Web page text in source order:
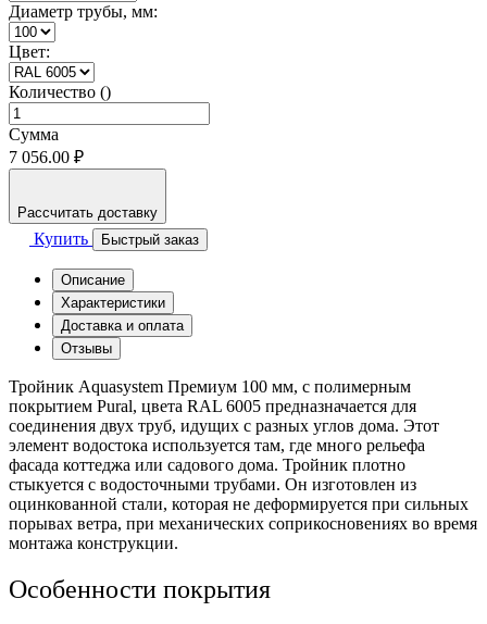
Диаметр трубы, мм:
Цвет:
Количество ()
Сумма
7 056.00 ₽
Рассчитать доставку
Купить Быстрый заказ
Описание
Характеристики
Доставка и оплата
Отзывы
Тройник Aquasystem Премиум 100 мм, с полимерным
покрытием Pural, цвета RAL 6005 предназначается для
соединения двух труб, идущих с разных углов дома. Этот
элемент водостока используется там, где много рельефа
фасада коттеджа или садового дома. Тройник плотно
стыкуется с водосточными трубами. Он изготовлен из
оцинкованной стали, которая не деформируется при сильных
порывах ветра, при механических соприкосновениях во время
монтажа конструкции.
Особенности покрытия